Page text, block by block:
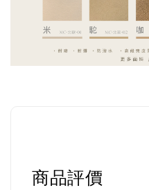
商品評價